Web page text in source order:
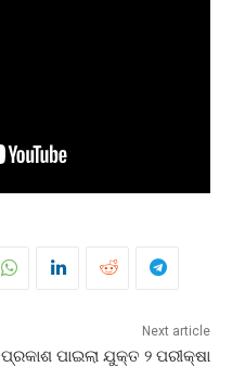
Next article
ପ୍ରକାଶ ପାଇଲା ଯୁକ୍ତ ୨ ପରୀକ୍ଷା